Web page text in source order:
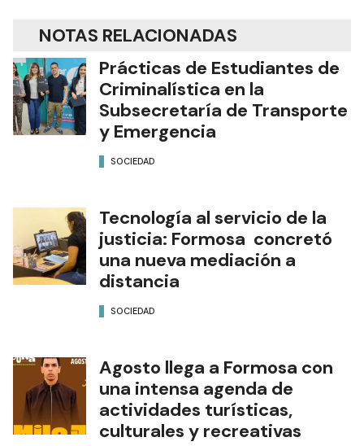
NOTAS RELACIONADAS
Prácticas de Estudiantes de
Criminalística en la
Subsecretaría de Transporte
y Emergencia
SOCIEDAD
Tecnología al servicio de la
justicia: Formosa concretó
una nueva mediación a
distancia
SOCIEDAD
Agosto llega a Formosa con
una intensa agenda de
actividades turísticas,
culturales y recreativas